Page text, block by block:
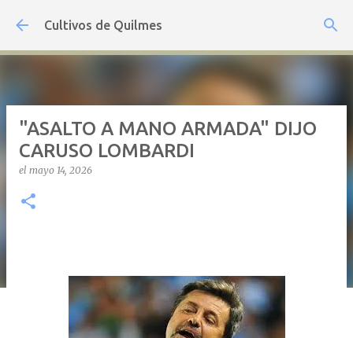
Ir al contenido principal
Cultivos de Quilmes
"ASALTO A MANO ARMADA" DIJO
CARUSO LOMBARDI
el mayo 14, 2026